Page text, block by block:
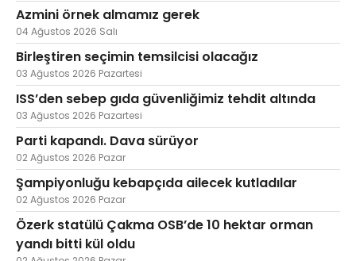
Azmini örnek almamız gerek
04 Ağustos 2026 Salı
Birleştiren seçimin temsilcisi olacağız
03 Ağustos 2026 Pazartesi
ISS’den sebep gıda güvenliğimiz tehdit altında
03 Ağustos 2026 Pazartesi
Parti kapandı. Dava sürüyor
02 Ağustos 2026 Pazar
Şampiyonluğu kebapçıda ailecek kutladılar
02 Ağustos 2026 Pazar
Özerk statülü Çakma OSB’de 10 hektar orman
yandı bitti kül oldu